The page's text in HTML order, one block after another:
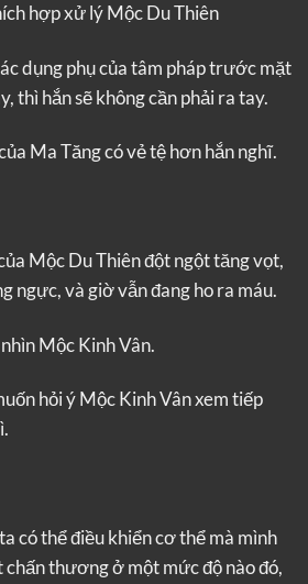
hợp xử lý Mộc Du Thiên
dụng phụ của tâm pháp trước mặt
thì hắn sẽ không cần phải ra tay.
Ma Tăng có vẻ tệ hơn hắn nghĩ.
Mộc Du Thiên đột ngột tăng vọt,
ngực, và giờ vẫn đang ho ra máu.
Mộc Kinh Vân.
hỏi ý Mộc Kinh Vân xem tiếp
có thể điều khiển cơ thể mà mình
chấn thương ở một mức độ nào đó,